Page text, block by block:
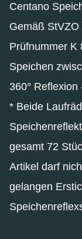
Centano
Gemäß
Prüfnummer K
Speichen
360°
* Beide
gesamt 72
Artikel darf
gelangen